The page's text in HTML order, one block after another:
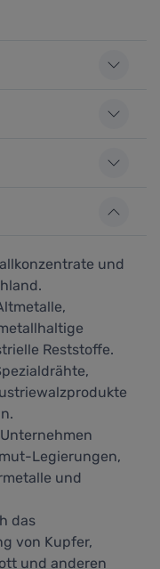
und
Reststoffe.
Legierungen,
und
das
von Kupfer,
und anderen